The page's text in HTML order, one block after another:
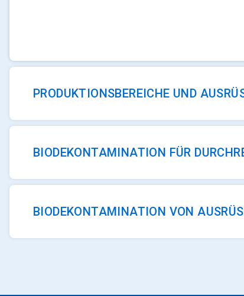
PRODUKTIONSBEREICHE UND
BIODEKONTAMINATION FÜR
BIODEKONTAMINATION VON